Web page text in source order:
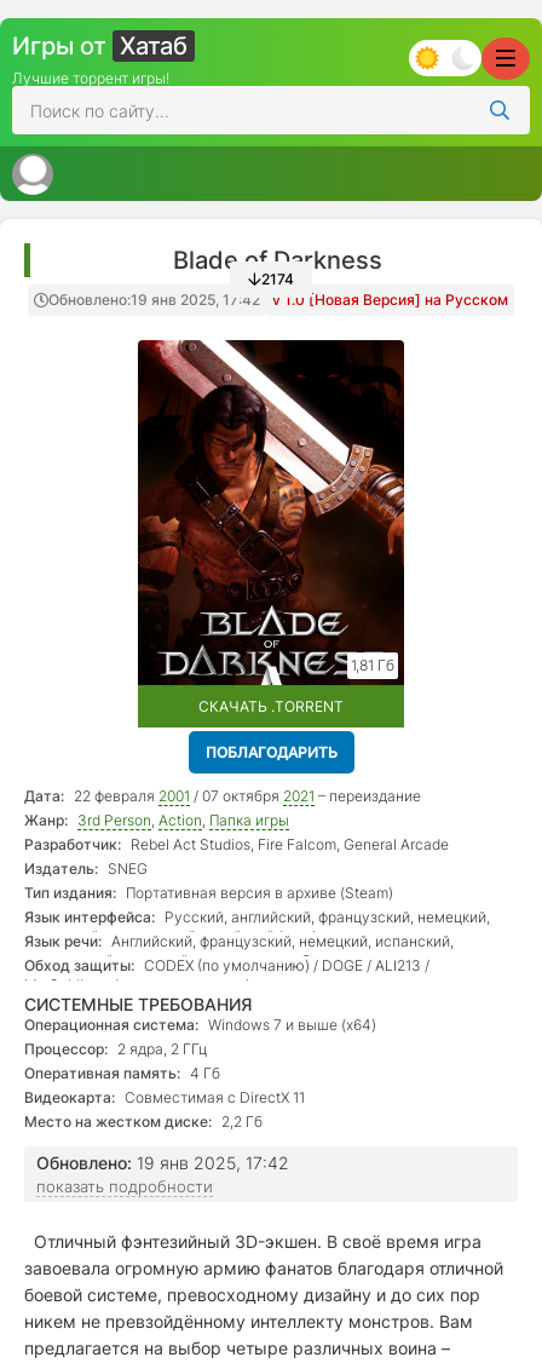
Игры от Хатаб
Лучшие торрент игры!
Blade of Darkness
Обновлено:19 янв 2025, 17:42 v 1.0 [Новая Версия] на Русском
2174
1,81 Гб
СКАЧАТЬ .TORRENT
ПОБЛАГОДАРИТЬ
Дата: 22 февраля 2001 / 07 октября 2021 – переиздание
Жанр: 3rd Person, Action, Папка игры
Разработчик: Rebel Act Studios, Fire Falcom, General Arcade
Издатель: SNEG
Тип издания: Портативная версия в архиве (Steam)
Язык интерфейса: Русский, английский, французский, немецкий,
испанский, итальянский, китайский (упр.)
Язык речи: Английский, французский, немецкий, испанский,
итальянский + русский отдельно на выбор
Обход защиты: CODEX (по умолчанию) / DOGE / ALI213 /
Mr_Goldberg (для контроллеров)
СИСТЕМНЫЕ ТРЕБОВАНИЯ
Операционная система: Windows 7 и выше (х64)
Процессор: 2 ядра, 2 ГГц
Оперативная память: 4 Гб
Видеокарта: Совместимая с DirectX 11
Место на жестком диске: 2,2 Гб
Обновлено: 19 янв 2025, 17:42
показать подробности
Отличный фэнтезийный 3D-экшен. В своё время игра
завоевала огромную армию фанатов благодаря отличной
боевой системе, превосходному дизайну и до сих пор
никем не превзойдённому интеллекту монстров. Вам
предлагается на выбор четыре различных воина –